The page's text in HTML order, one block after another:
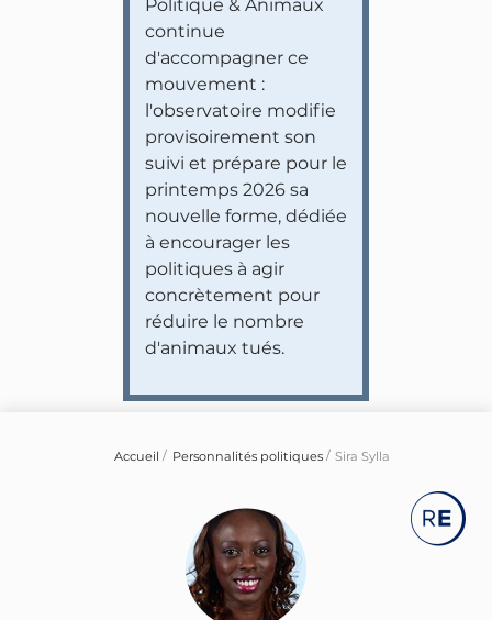
Politique & Animaux
continue
d'accompagner ce
mouvement :
l'observatoire modifie
provisoirement son
suivi et prépare pour le
printemps 2026 sa
nouvelle forme, dédiée
à encourager les
politiques à agir
concrètement pour
réduire le nombre
d'animaux tués.
Accueil Personnalités politiques Sira Sylla